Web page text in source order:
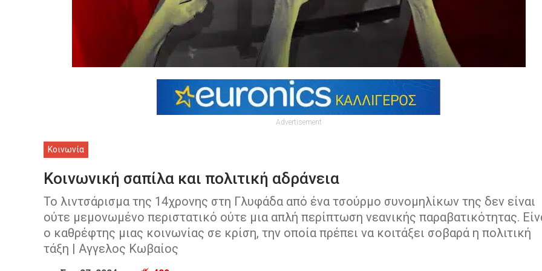
Advertisement
Κοινωνία
Κοινωνική σαπίλα και πολιτική αδράνεια
Το λιντσάρισμα της 14χρονης στη Γλυφάδα από ένα τσούρμο συνομηλίκων της δεν είναι
ούτε μεμονωμένο περιστατικό ούτε μια απλή περίπτωση νεανικής παραβατικότητας.
ο καθρέφτης μιας κοινωνίας σε κρίση, την οποία πρέπει να κοιτάξει σοβαρά η πολιτική
τάξη | Αγγελος Κωβαίος